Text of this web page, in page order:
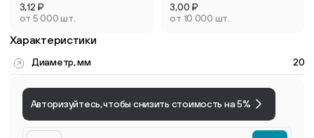
3,12 ₽
от 5 000 шт.
3,00 ₽
от 10 000 шт.
Характеристики
Диаметр, мм 20
Авторизуйтесь, чтобы снизить стоимость на 5%